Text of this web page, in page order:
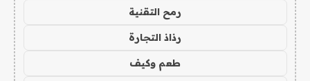
رمح التقنية
رذاذ التجارة
طعم وكيف